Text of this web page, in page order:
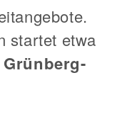
startet etwa